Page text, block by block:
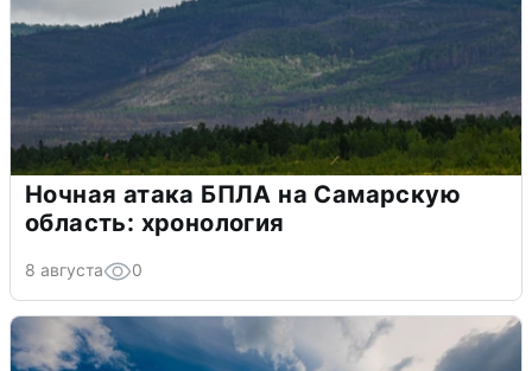
Ночная атака БПЛА на Самарскую
область: хронология
8 августа 0